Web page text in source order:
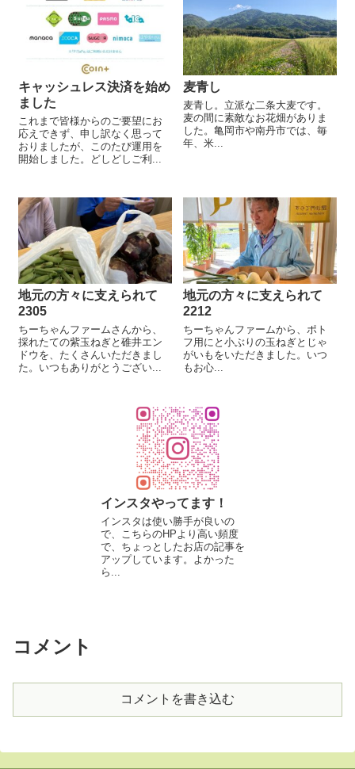
キャッシュレス決済を始め
ました
これまで皆様からのご要望にお
応えできず、申し訳なく思って
おりましたが、このたび運用を
開始しました。どしどしご利...
麦青し
麦青し。立派な二条大麦です。
麦の間に素敵なお花畑がありま
した。亀岡市や南丹市では、毎
年、米...
地元の方々に支えられて
2305
ちーちゃんファームさんから、
採れたての紫玉ねぎと碓井エン
ドウを、たくさんいただきまし
た。いつもありがとうござい...
地元の方々に支えられて
2212
ちーちゃんファームから、ポト
フ用にと小ぶりの玉ねぎとじゃ
がいもをいただきました。いつ
もお心...
インスタやってます！
インスタは使い勝手が良いの
で、こちらのHPより高い頻度
で、ちょっとしたお店の記事を
アップしています。よかった
ら...
コメント
コメントを書き込む